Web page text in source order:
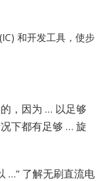
和开发工具，使步
，因为 … 以足够
下都有足够 … 旋
…” 了解无刷直流电